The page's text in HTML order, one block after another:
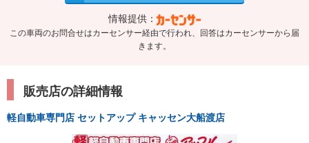
情報提供：
この車両のお問合せはカーセンサー経由で行われ、回答はカーセンサーから届
きます。
販売店の詳細情報